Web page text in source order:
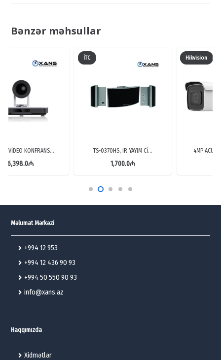
Bənzər məhsullar
TS-0370HS, IR YAYIM Cİ… 4MP ACUSENSE, STROBE İ…
Məlumat Mərkəzi
+994 12 953
+994 12 436 90 93
+994 50 550 90 93
info@xans.az
Haqqımızda
Xidmətlər